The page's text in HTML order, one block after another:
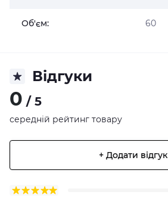
Об'єм: 60
Відгуки
0 / 5
середній рейтинг товару
+ Додати відгук